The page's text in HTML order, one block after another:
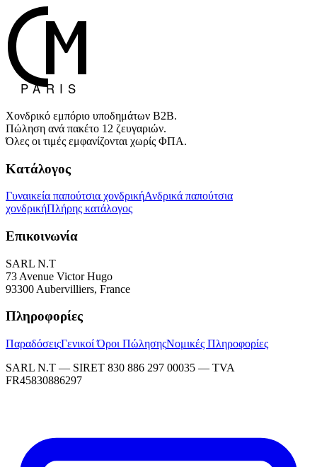
Χονδρικό εμπόριο υποδημάτων B2B.
Πώληση ανά πακέτο 12 ζευγαριών.
Όλες οι τιμές εμφανίζονται χωρίς ΦΠΑ.
Κατάλογος
Γυναικεία παπούτσια χονδρικήΑνδρικά παπούτσια
χονδρικήΠλήρης κατάλογος
Επικοινωνία
SARL N.T
73 Avenue Victor Hugo
93300 Aubervilliers, France
Πληροφορίες
ΠαραδόσειςΓενικοί Όροι ΠώλησηςΝομικές Πληροφορίες
SARL N.T — SIRET 830 886 297 00035 — TVA
FR45830886297